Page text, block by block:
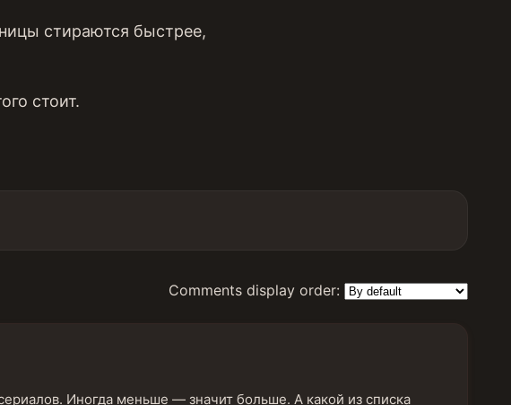
стираются быстрее,
стоит.
Comments display order:
Иногда меньше — значит больше. А какой из списка